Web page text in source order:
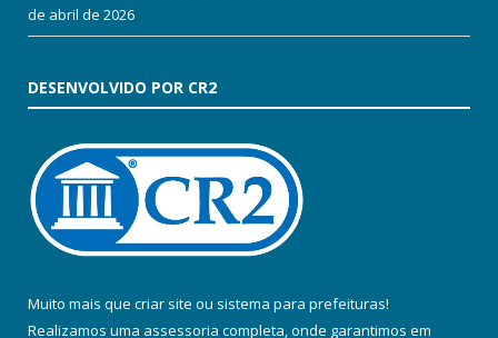
de abril de 2026
DESENVOLVIDO POR CR2
Muito mais que criar site ou sistema para prefeituras!
Realizamos uma assessoria completa, onde garantimos em